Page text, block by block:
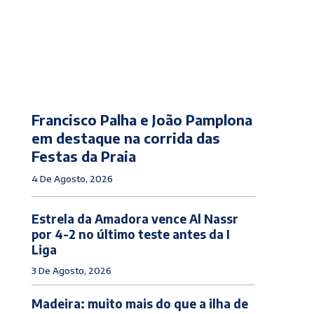
Francisco Palha e João Pamplona
em destaque na corrida das
Festas da Praia
4 De Agosto, 2026
Estrela da Amadora vence Al Nassr
por 4-2 no último teste antes da I
Liga
3 De Agosto, 2026
Madeira: muito mais do que a ilha de